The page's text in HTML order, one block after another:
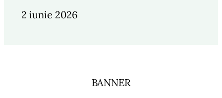
2 iunie 2026
BANNER